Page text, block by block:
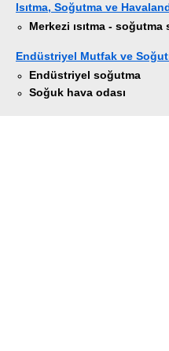
Isıtma, Soğutma ve
Merkezi ısıtma - soğutma
Endüstriyel Mutfak ve
Endüstriyel soğutma
Soğuk hava odası